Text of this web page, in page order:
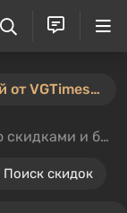
⚡️ Конкурс пользовательских статей от VGTimes продлён — участвуйте тут ⚡️
скидками и без
Поиск скидок